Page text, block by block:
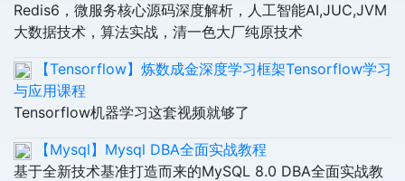
Redis6，微服务核心源码深度解析，人工智能AI,JUC,JVM
大数据技术，算法实战，清一色大厂纯原技术
【Tensorflow】炼数成金深度学习框架Tensorflow学习
与应用课程
Tensorflow机器学习这套视频就够了
【Mysql】Mysql DBA全面实战教程
基于全新技术基准打造而来的MySQL 8.0 DBA全面实战教